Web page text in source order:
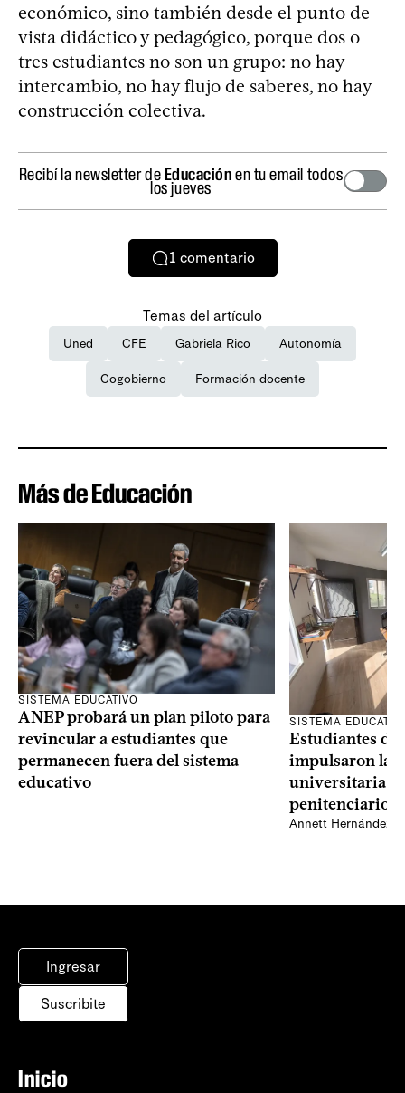
económico, sino también desde el punto de
vista didáctico y pedagógico, porque dos o
tres estudiantes no son un grupo: no hay
intercambio, no hay flujo de saberes, no hay
construcción colectiva.
Recibí la newsletter deEducaciónen tu email todos
los jueves
1 comentario
Temas del artículo
Uned CFE Gabriela Rico Autonomía
Cogobierno Formación docente
Más de Educación
SISTEMA EDUCATIVO
ANEP probará un plan piloto para
revincular a estudiantes que
permanecen fuera del sistema
educativo
SISTEMA
Estudiantes
impulsaron la
universitaria
penitenciario
Annett Hernández
Ingresar
Suscribite
Inicio